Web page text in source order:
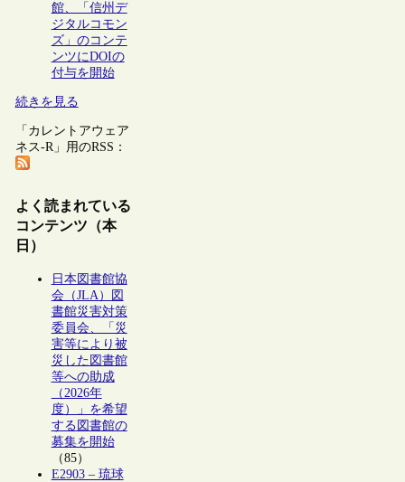
館、「信州デ
ジタルコモン
ズ」のコンテ
ンツにDOIの
付与を開始
続きを見る
「カレントアウェア
ネス-R」用のRSS：
よく読まれている
コンテンツ（本
日）
日本図書館協
会（JLA）図
書館災害対策
委員会、「災
害等により被
災した図書館
等への助成
（2026年
度）」を希望
する図書館の
募集を開始
（85）
E2903 – 琉球